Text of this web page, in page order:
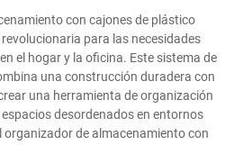
con cajones de plástico
para las necesidades
el hogar y la oficina. Este sistema de
una construcción duradera con
una herramienta de organización
desordenados en entornos
organizador de almacenamiento con